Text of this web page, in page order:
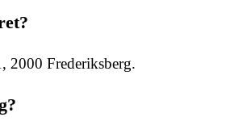
2000 Frederiksberg.